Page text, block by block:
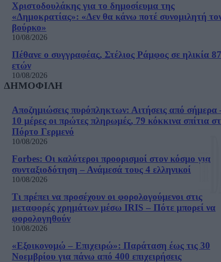
Χριστοδουλάκης για το δημοσίευμα της
«Δημοκρατίας»: «Δεν θα κάνω ποτέ συνομιλητή
βούρκο»
10/08/2026
Πέθανε ο συγγραφέας, Στέλιος Ράμφος σε ηλικία 87
ετών
10/08/2026
ΔΗΜΟΦΙΛΗ
Αποζημιώσεις πυρόπληκτων: Αιτήσεις από σήμερα
10 μέρες οι πρώτες πληρωμές, 79 κόκκινα σπίτια
Πόρτο Γερμενό
10/08/2026
Forbes: Οι καλύτεροι προορισμοί στον κόσμο για
συνταξιοδότηση – Ανάμεσά τους 4 ελληνικοί
10/08/2026
Τι πρέπει να προσέχουν οι φορολογούμενοι στις
μεταφορές χρημάτων μέσω IRIS – Πότε μπορεί να
φορολογηθούν
10/08/2026
«Εξοικονομώ – Επιχειρώ»: Παράταση έως τις 30
Νοεμβρίου για πάνω από 400 επιχειρήσεις